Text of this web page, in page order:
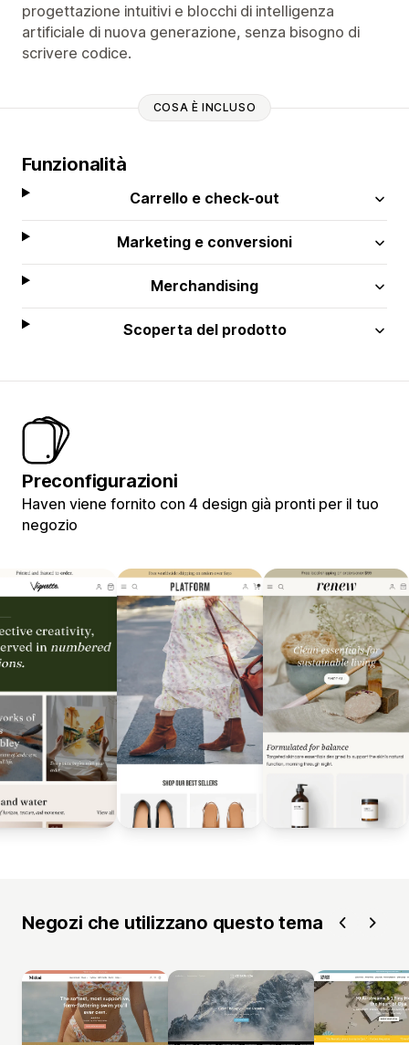
progettazione intuitivi e blocchi di intelligenza
artificiale di nuova generazione, senza bisogno di
scrivere codice.
COSA È INCLUSO
Funzionalità
Carrello e check-out
Marketing e conversioni
Merchandising
Scoperta del prodotto
Preconfigurazioni
Haven viene fornito con 4 design già pronti per il tuo
negozio
Negozi che utilizzano questo tema